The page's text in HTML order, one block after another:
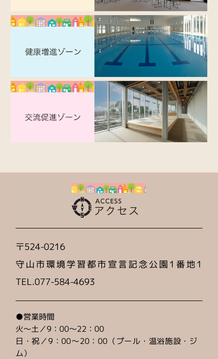
2026-05-13
【満員御礼】スポーツフェスタ開催のお知らせ
2026-04-24
GW営業カレンダー／スクール休講案内
2026-04-24
【5月5日(祝火)】プール無料開放日
2026-04-13
（1か月定期券・スクール生）会員カード変更のお知
2026-03-21
3/22(日)イベント開催によるお知らせ
2026-03-17
4/14(火)トレーニングエリアマシン入替・リニューア
2026-03-03
3/15(日)体操スクール体験会
〒524-0216
守山市環境学習都市宣言記念公園1番地1
TEL.077-584-4693
●営業時間
火〜土／9：00〜22：00
日・祝／9：00〜20：00（プール・温浴施設・ジ
ム）